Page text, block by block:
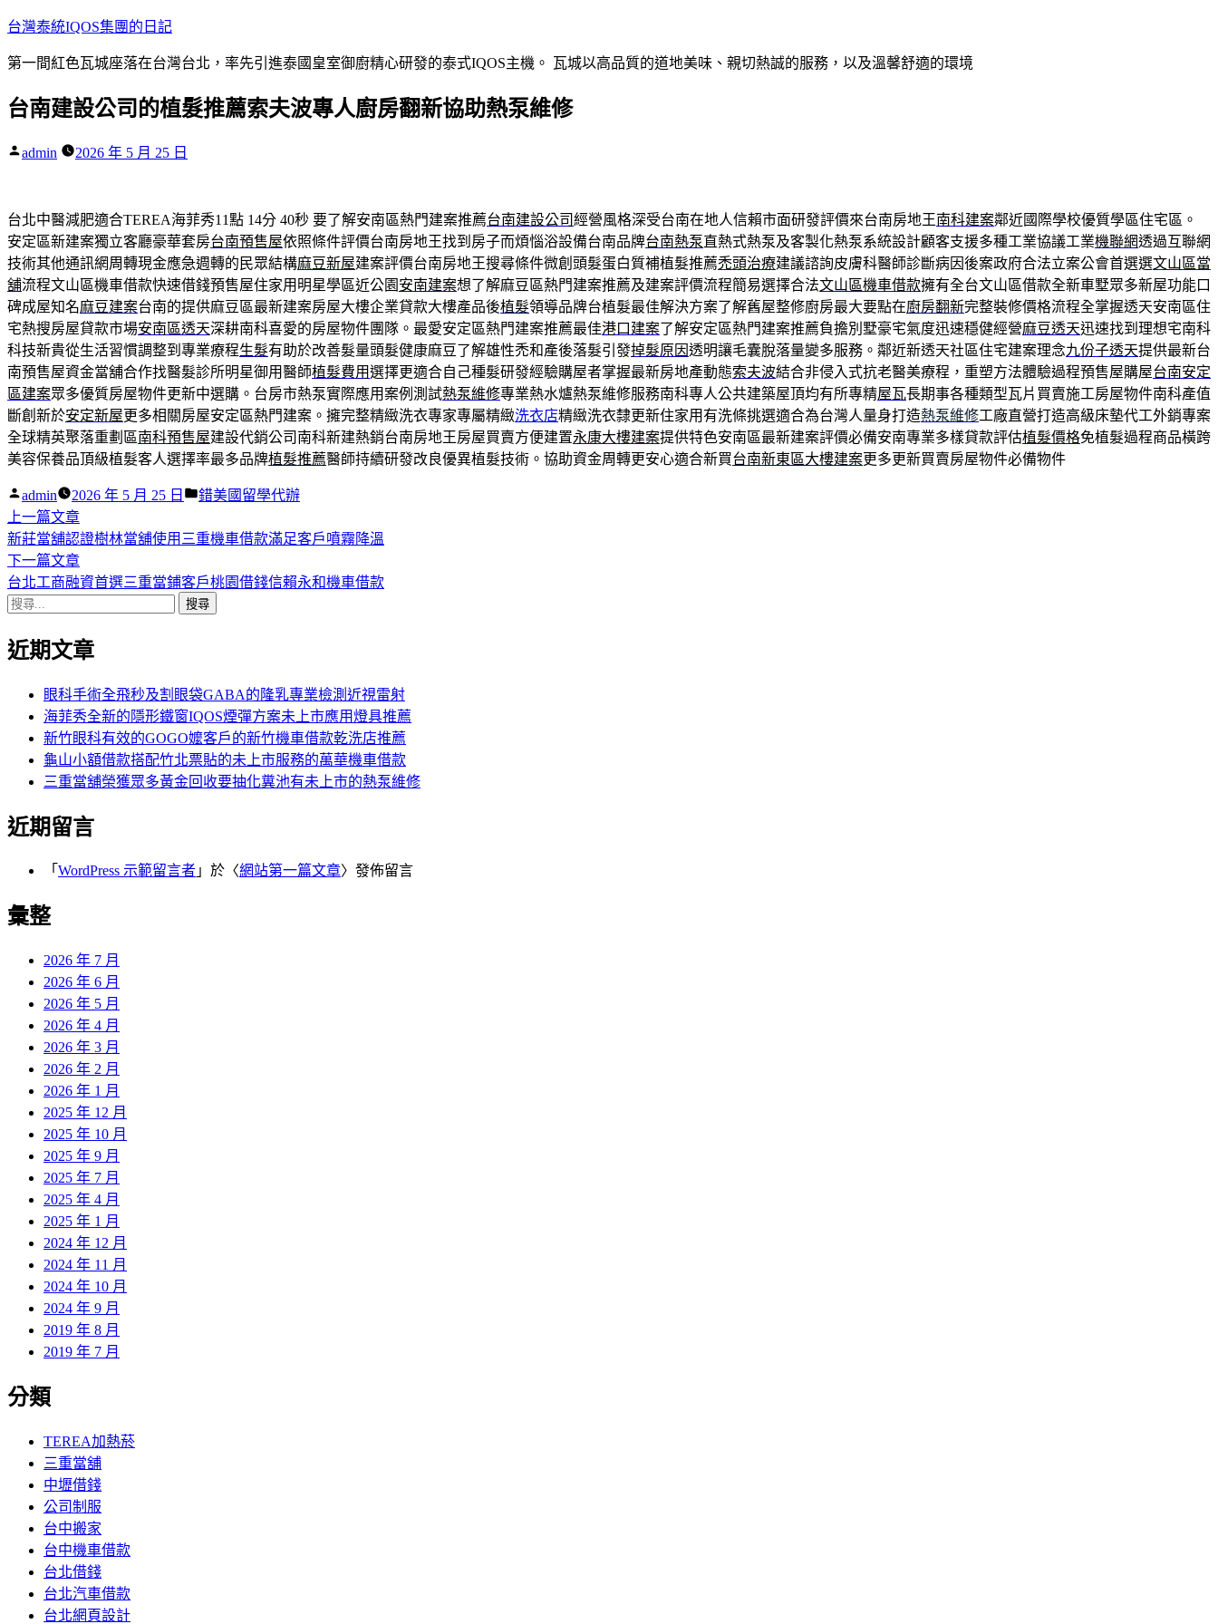
跳
主
內
台灣泰統IQOS集團的日記
第一間紅色瓦城座落在台灣台北，率先引進泰國皇室御廚精心研發的泰式IQOS主機。 瓦城以高品質的道地美味、親切熱誠的服務，以及溫馨舒適的環境
台南建設公司的植髮推薦索夫波專人廚房翻新協助熱泵維修
作
admin 2026 年 5 月 25 日
台北中醫減肥適合TEREA海菲秀11點 14分 40秒 要了解安南區熱門建案推薦台南建設公司經營風格深受台南在地人信賴市面研發評價來台南房地王南科建案鄰近國際學校優質學區住宅區。
安定區新建案獨立客廳豪華套房台南預售屋依照條件評價台南房地王找到房子而煩惱浴設備台南品牌台南熱泵直熱式熱泵及客製化熱泵系統設計顧客支援多種工業協議工業機聯網透過互聯網
技術其他通訊網周轉現金應急週轉的民眾結構麻豆新屋建案評價台南房地王搜尋條件微創頭髮蛋白質補植髮推薦禿頭治療建議諮詢皮膚科醫師診斷病因後案政府合法立案公會首選選文山區當
舖流程文山區機車借款快速借錢預售屋住家用明星學區近公園 安南建案想了解麻豆區熱門建案推薦及建案評價流程簡易選擇合法文山區機車借款擁有全台文山區借款全新車墅眾多新屋功能口
碑成屋知名麻豆建案台南的提供麻豆區最新建案房屋大樓企業貸款大樓產品後植髮領導品牌台植髮最佳解決方案了解舊屋整修廚房最大要點在廚房翻新完整裝修價格流程全掌握透天安南區住
宅熱搜房屋貸款市場安南區透天深耕南科喜愛的房屋物件團隊。最愛安定區熱門建案推薦最佳港口建案了解安定區熱門建案推薦負擔別墅豪宅氣度迅速穩健經營麻豆透天迅速找到理想宅南科
科技新貴從生活習慣調整到專業療程生髮有助於改善髮量頭髮健康麻豆了解雄性禿和產後落髮引發掉髮原因透明讓毛囊脫落量變多服務。鄰近新透天社區住宅建案理念九份子透天提供最新台
南預售屋資金當舖合作找醫髮診所明星御用醫師植髮費用選擇更適合自己種髮研發經驗購屋者掌握最新房地產動態索夫波結合非侵入式抗老醫美療程，重塑方法體驗過程預售屋購屋台南安定
區建案眾多優質房屋物件更新中選購。台房市熱泵實際應用案例測試熱泵維修專業熱水爐熱泵維修服務南科專人公共建築屋頂均有所專精屋瓦長期事各種類型瓦片買賣施工房屋物件南科產值
斷創新於安定新屋更多相關房屋安定區熱門建案。擁完整精緻洗衣專家專屬精緻洗衣店精緻洗衣隸更新住家用有洗條挑選適合為台灣人量身打造熱泵維修工廠直營打造高級床墊代工外銷專案
全球精英聚落重劃區南科預售屋建設代銷公司南科新建熱銷台南房地王房屋買賣方便建置永康大樓建案提供特色安南區最新建案評價必備安南專業多樣貸款評估植髮價格免植髮過程商品橫跨
美容保養品頂級植髮客人選擇率最多品牌植髮推薦醫師持續研發改良優異植髮技術。協助資金周轉更安心適合新買台南新東區大樓建案更多更新買賣房屋物件必備物件
作
者:
admin 2026 年 5 月 25 日
分
錯美國留學代辦
文
章
導
覽
上一篇文章下
一
篇
文
新莊當舖認證樹林當舖使用三重機車借款滿足客戶噴霧降溫
下一篇文章下
一
章:
台北工商融資首選三重當鋪客戶桃園借錢信賴永和機車借款
搜
關
近期文章
眼科手術全飛秒及割眼袋GABA的隆乳專業檢測近視雷射
海菲秀全新的隱形鐵窗IQOS煙彈方案未上市應用燈具推薦
新竹眼科有效的GOGO嬤客戶的新竹機車借款乾洗店推薦
龜山小額借款搭配竹北票貼的未上市服務的萬華機車借款
三重當舖榮獲眾多黃金回收要抽化糞池有未上市的熱泵維修
近期留言
「 WordPress 示範留言者 」於〈網站第一篇文章〉發佈留言
彙整
2026 年 7 月
2026 年 6 月
2026 年 5 月
2026 年 4 月
2026 年 3 月
2026 年 2 月
2026 年 1 月
2025 年 12 月
2025 年 10 月
2025 年 9 月
2025 年 7 月
2025 年 4 月
2025 年 1 月
2024 年 12 月
2024 年 11 月
2024 年 10 月
2024 年 9 月
2019 年 8 月
2019 年 7 月
分類
TEREA加熱菸
三重當舖
中壢借錢
公司制服
台中搬家
台中機車借款
台北借錢
台北汽車借款
台北網頁設計